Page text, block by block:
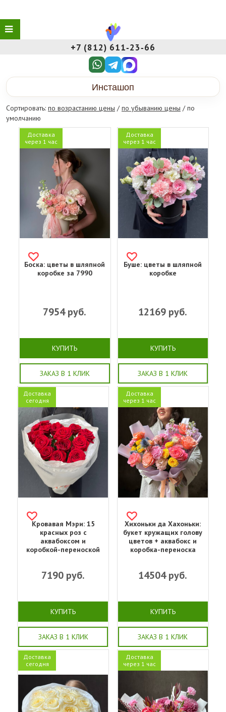
+7 (812) 611‑23‑66
Инсташоп
Сортировать: по возрастанию цены /по убыванию цены / по
умолчанию
Доставка
через 1 час
Боска: цветы в шляпной
коробке за 7990
7954руб.
КУПИТЬ
ЗАКАЗ В 1 КЛИК
Доставка
через 1 час
Буше: цветы в шляпной
коробке
12169 руб.
КУПИТЬ
ЗАКАЗ В 1 КЛИК
Доставка
сегодня
Кровавая Мэри: 15
красных роз с
аквабоксом и
коробкой-переноской
7190 руб.
КУПИТЬ
ЗАКАЗ В 1 КЛИК
Доставка
через 1 час
Хихоньки да Хахоньки:
букет кружащих голову
цветов + аквабокс и
коробка-переноска
14504руб.
КУПИТЬ
ЗАКАЗ В 1 КЛИК
Доставка
сегодня
Доставка
через 1 час